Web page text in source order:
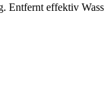
effektiv